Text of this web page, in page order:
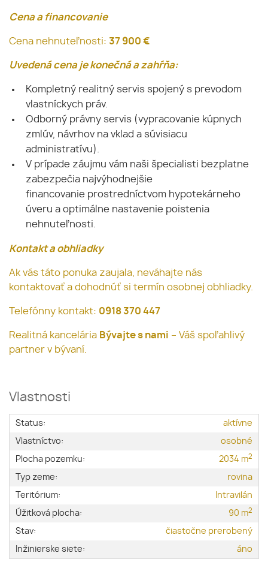
Cena a financovanie
Cena nehnuteľnosti: 37 900 €
Uvedená cena je konečná a zahŕňa:
Kompletný realitný servis spojený s prevodom
vlastníckych práv.
Odborný právny servis (vypracovanie kúpnych
zmlúv, návrhov na vklad a súvisiacu
administratívu).
V prípade záujmu vám naši špecialisti bezplatne
zabezpečia najvýhodnejšie
financovanie prostredníctvom hypotekárneho
úveru a optimálne nastavenie poistenia
nehnuteľnosti.
Kontakt a obhliadky
Ak vás táto ponuka zaujala, neváhajte nás
kontaktovať a dohodnúť si termín osobnej obhliadky.
Telefónny kontakt: 0918 370 447
Realitná kancelária Bývajte s nami – Váš spoľahlivý
partner v bývaní.
Vlastnosti
Status:
aktívne
Vlastníctvo:
osobné
Plocha pozemku:
2034 m2
Typ zeme:
rovina
Teritórium:
Intravilán
Úžitková plocha:
90 m2
Stav:
čiastočne prerobený
Inžinierske siete:
áno